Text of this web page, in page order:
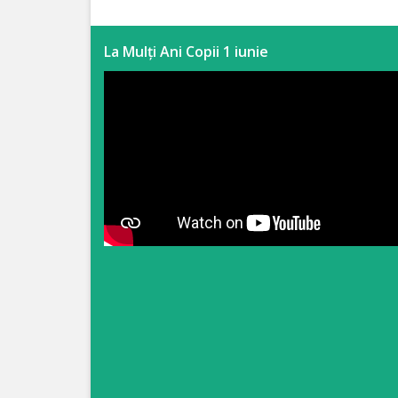
Anticorupție
regulamente
La Mulți Ani Copii 1 iunie